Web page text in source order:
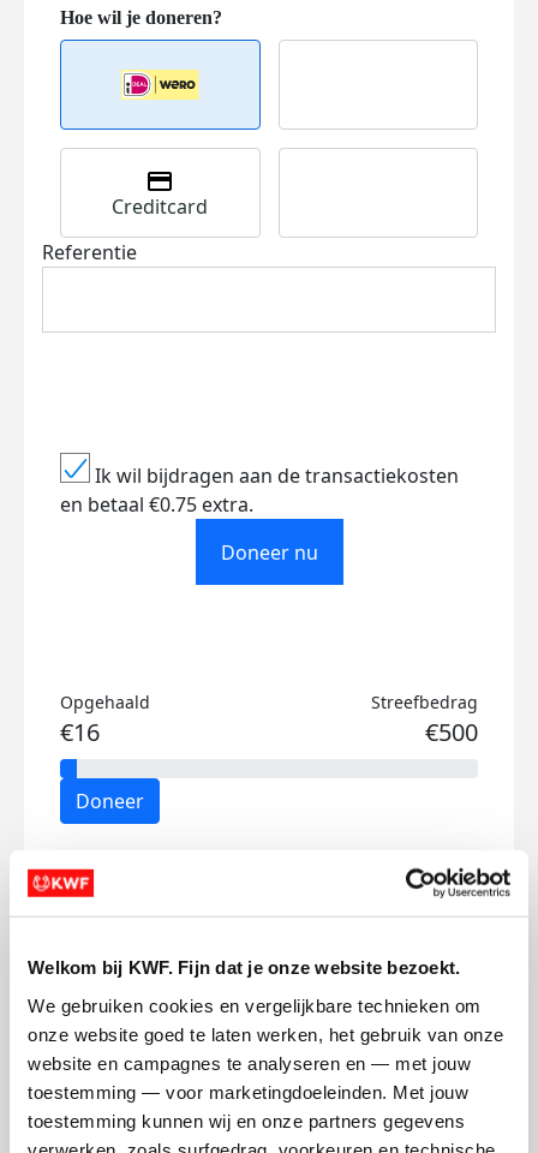
Welkom bij KWF. Fijn dat je onze website bezoekt.
We gebruiken cookies en vergelijkbare technieken om
onze website goed te laten werken, het gebruik van onze
website en campagnes te analyseren en — met jouw
toestemming — voor marketingdoeleinden. Met jouw
toestemming kunnen wij en onze partners gegevens
Creditcard
Referentie
Ik wil bijdragen aan de transactiekosten
en betaal €0.75 extra.
Doneer nu
Opgehaald
€16
Streefbedrag
€500
Doneer